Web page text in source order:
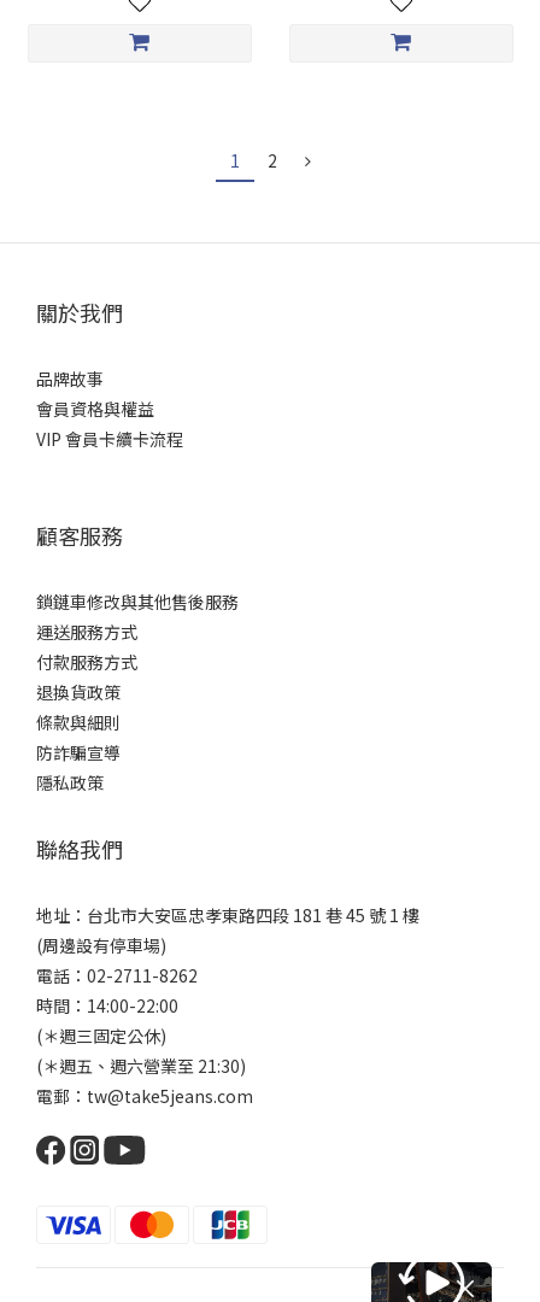
1 2
關於我們
品牌故事
會員資格與權益
VIP 會員卡續卡流程
顧客服務
鎖鏈車修改與其他售後服務
運送服務方式
付款服務方式
退換貨政策
條款與細則
防詐騙宣導
隱私政策
聯絡我們
地址：台北市大安區忠孝東路四段 181 巷 45 號 1 樓
(周邊設有停車場)
電話：02-2711-8262
時間：14:00-22:00
(＊週三固定公休)
(＊週五、週六營業至 21:30)
電郵：tw@take5jeans.com